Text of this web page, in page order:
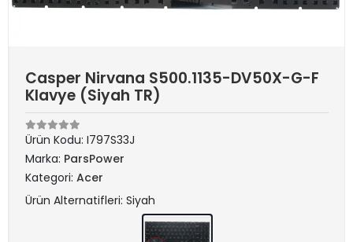
Casper Nirvana S500.1135-DV50X-G-F
Klavye (Siyah TR)
Ürün Kodu: I797S33J
Marka: ParsPower
Kategori: Acer
Ürün Alternatifleri: Siyah